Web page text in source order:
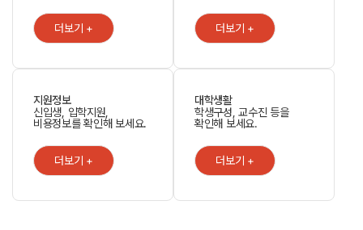
더보기 + 더보기 +
지원정보
신입생, 입학지원,
비용정보를 확인해 보세요.
더보기 +
대학생활
학생구성, 교수진 등을
확인해 보세요.
더보기 +